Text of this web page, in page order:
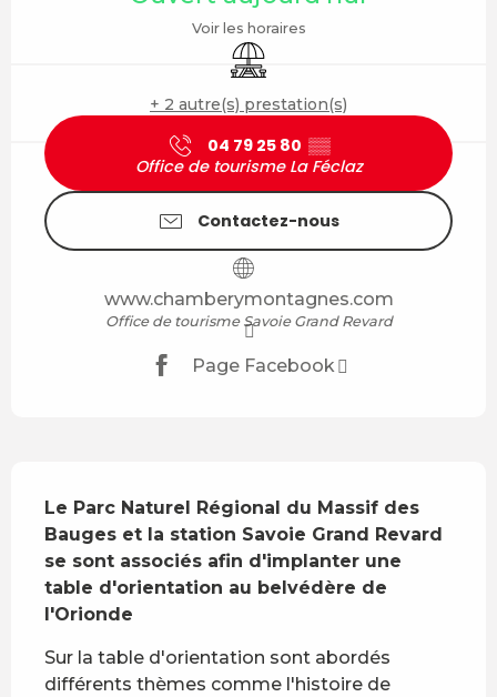
Voir les horaires
Aire de pique nique
+ 2 autre(s) prestation(s)
04 79 25 80 ▒▒
Office de tourisme La Féclaz
Contactez-nous
www.chamberymontagnes.com
Office de tourisme Savoie Grand Revard
Page Facebook
Le Parc Naturel Régional du Massif des
Bauges et la station Savoie Grand Revard
se sont associés afin d'implanter une
table d'orientation au belvédère de
l'Orionde
Sur la table d'orientation sont abordés
différents thèmes comme l'histoire de